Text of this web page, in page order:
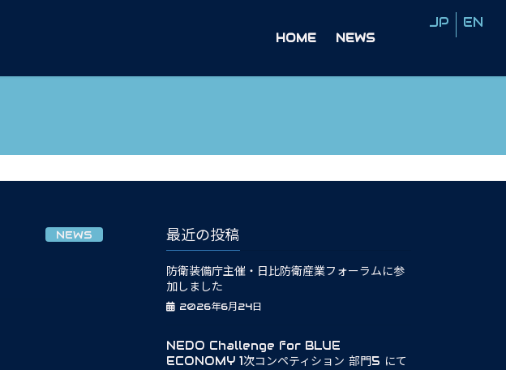
HOME NEWS
NEWS 最近の投稿
防衛装備庁主催・日比防衛産業フォーラムに参
加しました
2026年6月24日
NEDO Challenge for BLUE
ECONOMY 1次コンペティション 部門5 にて